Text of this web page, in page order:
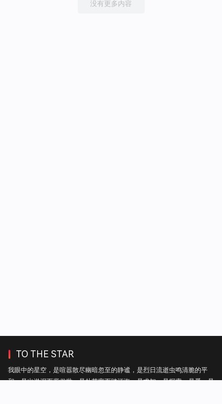
没有更多内容
TO THE STAR
我眼中的星空，是喧嚣散尽幽暗忽至的静谧，是烈日流逝虫鸣清脆的平
和，是出淤泥而背俗世，是赴苦寒而踏江海，是求知，是探索，是爱，是